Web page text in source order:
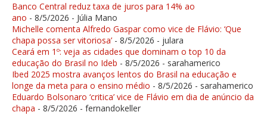
Banco Central reduz taxa de juros para 14% ao
ano - 8/5/2026 - Júlia Mano
Michelle comenta Alfredo Gaspar como vice de Flávio: ‘Que
chapa possa ser vitoriosa’ - 8/5/2026 - julara
Ceará em 1º: veja as cidades que dominam o top 10 da
educação do Brasil no Ideb - 8/5/2026 - sarahamerico
Ibed 2025 mostra avanços lentos do Brasil na educação e
longe da meta para o ensino médio - 8/5/2026 - sarahamerico
Eduardo Bolsonaro ‘critica’ vice de Flávio em dia de anúncio da
chapa - 8/5/2026 - fernandokeller